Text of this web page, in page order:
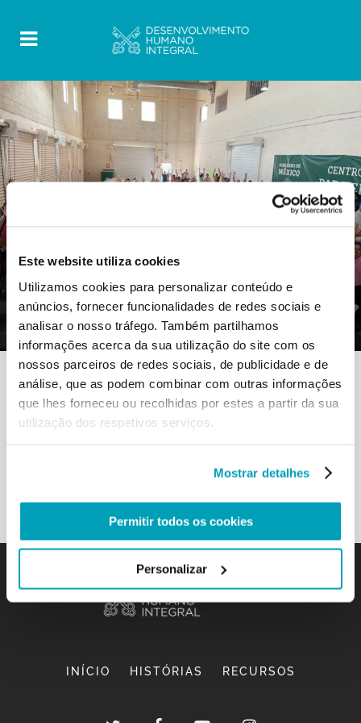
Este website utiliza cookies
Utilizamos cookies para personalizar conteúdo e
anúncios, fornecer funcionalidades de redes sociais e
analisar o nosso tráfego. Também partilhamos
informações acerca da sua utilização do site com os
nossos parceiros de redes sociais, de publicidade e de
análise, que as podem combinar com outras informações
que lhes forneceu ou recolhidas por estes a partir da sua
utilização dos respetivos serviços.
Mostrar detalhes
Permitir todos os cookies
Personalizar
11 Outubro 20220 Comments
Final Report North America
DOING THEOLOGY FROM THE EXISTENTIAL
INÍCIO HISTÓRIAS RECURSOS